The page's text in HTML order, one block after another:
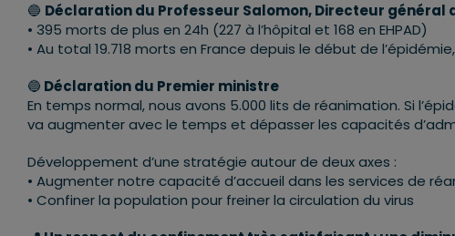
🔵 Déclaration du Professeur Salomon, Directeur général
• 395 morts de plus en 24h (227 à l’hôpital et 168 en EHPAD)
• Au total 19.718 morts en France depuis le début de l’épidémie,
🔵 Déclaration du Premier ministre
En temps normal, nous avons 5.000 lits de réanimation. Si
va augmenter avec le temps et dépasser les capacités
Développement d’une stratégie autour de deux axes :
• Augmenter notre capacité d’accueil dans les services de
• Confiner la population pour freiner la circulation du virus